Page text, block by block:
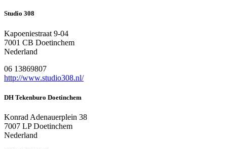
Studio 308
Kapoeniestraat 9-04
7001 CB Doetinchem
Nederland
06 13869807
http://www.studio308.nl/
DH Tekenburo Doetinchem
Konrad Adenauerplein 38
7007 LP Doetinchem
Nederland